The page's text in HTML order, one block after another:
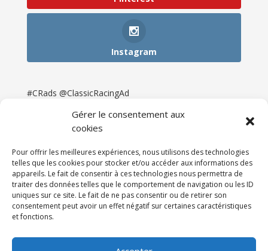
Gérer le consentement aux
cookies
Pour offrir les meilleures expériences, nous utilisons des technologies
telles que les cookies pour stocker et/ou accéder aux informations des
appareils. Le fait de consentir à ces technologies nous permettra de
traiter des données telles que le comportement de navigation ou les ID
uniques sur ce site. Le fait de ne pas consentir ou de retirer son
consentement peut avoir un effet négatif sur certaines caractéristiques
et fonctions.
Instagram
#CRads @ClassicRacingAd
Newsletter & Presse
Partenaires
Tarifs